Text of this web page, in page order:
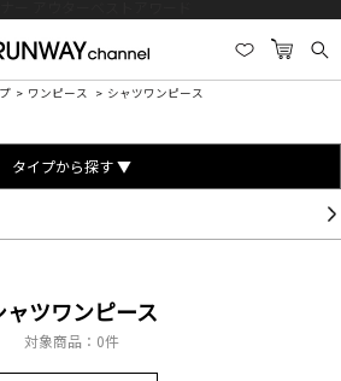
ワンピース シャツワンピース
タイプから探す ▼
ャツワンピース
対象商品： 0件